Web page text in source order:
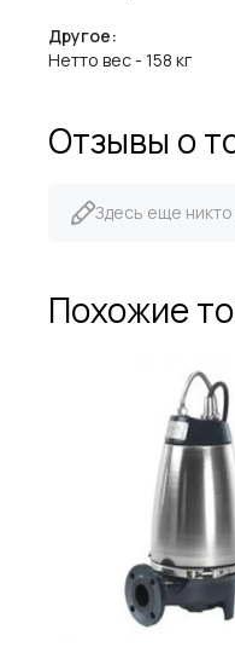
Другое:
Нетто вес - 158 кг
Отзывы о
Здесь еще
Похожие